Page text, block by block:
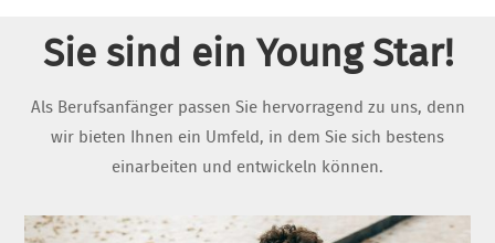
Sie sind ein Young Star!
Als Berufsanfänger passen Sie hervorragend zu uns, denn
wir bieten Ihnen ein Umfeld, in dem Sie sich bestens
einarbeiten und entwickeln können.